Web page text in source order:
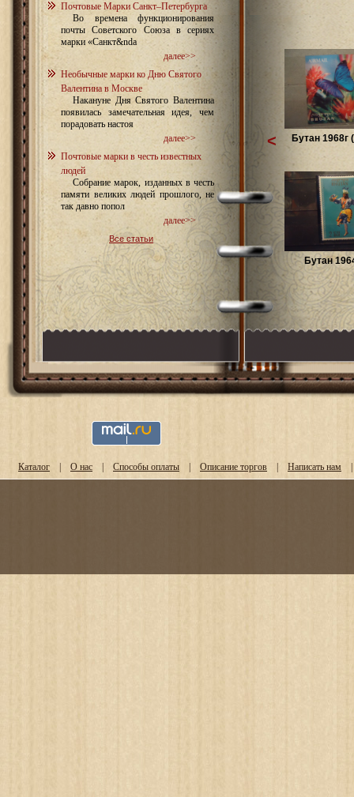
Почтовые Марки Санкт–Петербурга
Во времена функционирования
почты Советского Союза в сериях
марки «Санкт&nda
далее>>
Необычные марки ко Дню Святого
Валентина в Москве
Накануне Дня Святого Валентина
появилась замечательная идея, чем
порадовать настоя
далее>>
Почтовые марки в честь известных
людей
Собрание марок, изданных в честь
памяти великих людей прошлого, не
так давно попол
далее>>
Все статьи
Бутан 1968г
Бутан
<
Каталог | О нас | Способы оплаты | Описание торгов | Написать нам |